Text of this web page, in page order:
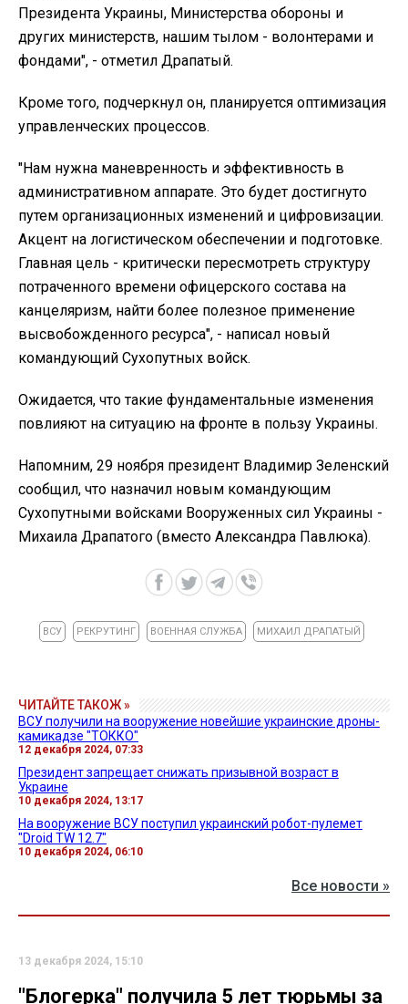
Президента Украины, Министерства обороны и
других министерств, нашим тылом - волонтерами и
фондами", - отметил Драпатый.
Кроме того, подчеркнул он, планируется оптимизация
управленческих процессов.
"Нам нужна маневренность и эффективность в
административном аппарате. Это будет достигнуто
путем организационных изменений и цифровизации.
Акцент на логистическом обеспечении и подготовке.
Главная цель - критически пересмотреть структуру
потраченного времени офицерского состава на
канцеляризм, найти более полезное применение
высвобожденного ресурса", - написал новый
командующий Сухопутных войск.
Ожидается, что такие фундаментальные изменения
повлияют на ситуацию на фронте в пользу Украины.
Напомним, 29 ноября президент Владимир Зеленский
сообщил, что назначил новым командующим
Сухопутными войсками Вооруженных сил Украины -
Михаила Драпатого (вместо Александра Павлюка).
ВСУ РЕКРУТИНГ ВОЕННАЯ СЛУЖБА МИХАИЛ ДРАПАТЫЙ
ЧИТАЙТЕ ТАКОЖ »
ВСУ получили на вооружение новейшие украинские дроны-
камикадзе "ТОККО"
12 декабря 2024, 07:33
Президент запрещает снижать призывной возраст в
Украине
10 декабря 2024, 13:17
На вооружение ВСУ поступил украинский робот-пулемет
"Droid TW 12.7"
10 декабря 2024, 06:10
Все новости »
13 декабря 2024, 15:10
"Блогерка" получила 5 лет тюрьмы за